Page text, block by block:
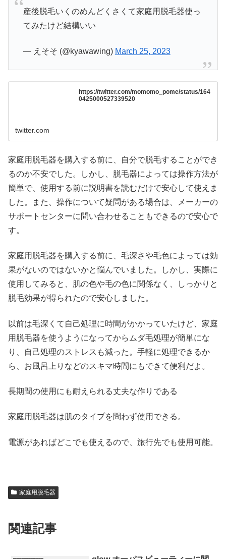
産後脱毛いくのめんどくさくて家庭用脱毛器使っ
てみたけど結構いい
— えそそ (@kyawawing) March 25, 2023
https://twitter.com/momomo_pome/status/164
0425000527339520
twitter.com
家庭用脱毛器を購入する前に、自分で脱毛することができ
るのか不安でした。しかし、脱毛器によっては操作方法が
簡単で、使用する前に説明書を読むだけで安心して使えま
した。また、操作について疑問がある場合は、メーカーの
サポートセンターに問い合わせることもできるので安心で
す。
家庭用脱毛器を購入する前に、毛深さや毛色によっては効
果がないのではないかと悩んでいました。しかし、実際に
使用してみると、肌の色や毛の色に関係なく、しっかりと
脱毛効果が得られたので安心しました。
以前は毛深くて自己処理に時間がかかっていたけど、家庭
用脱毛器を使うようになってからムダ毛処理が簡単にな
り、自己処理のストレスも減った。手軽に処理できるか
ら、お風呂上りなどのスキマ時間にもできて便利だよ。
長期間の使用にも耐えられる丈夫な作りである
家庭用脱毛器は肌のタイプを問わず使用できる。
電源があればどこでも使えるので、旅行先でも使用可能。
家庭用脱毛器
関連記事